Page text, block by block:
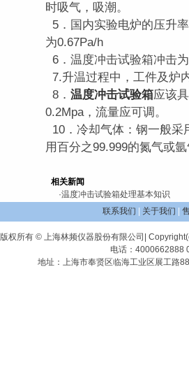
时吸气，吸潮。
5．国内实验电炉的压升
为0.67Pa/h
6．温度冲击试验箱冲击
7.升温过程中，工件及炉
8． 温度冲击试验箱应该
0.2Mpa，流量应可调。
10．冷却气体：钢一般采
用百分之99.999的氮气或
相关新闻
·温度冲击试验箱处理基本知识
联系我们
关于我们
版权所有 © 上海林频仪器股份有限公司|
电话：4000662888
地址：上海市奉贤区临海工业区展工路